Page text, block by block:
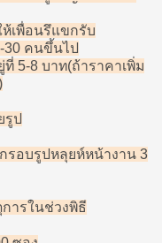
ห้เพื่อนรึแขกรับ
30 คนขึ้นไป
5-8 บาท(ถ้าราคาเพิ่ม
รูป
รอบรูปหลุยห์หน้างาน 3
ารในช่วงพิธี